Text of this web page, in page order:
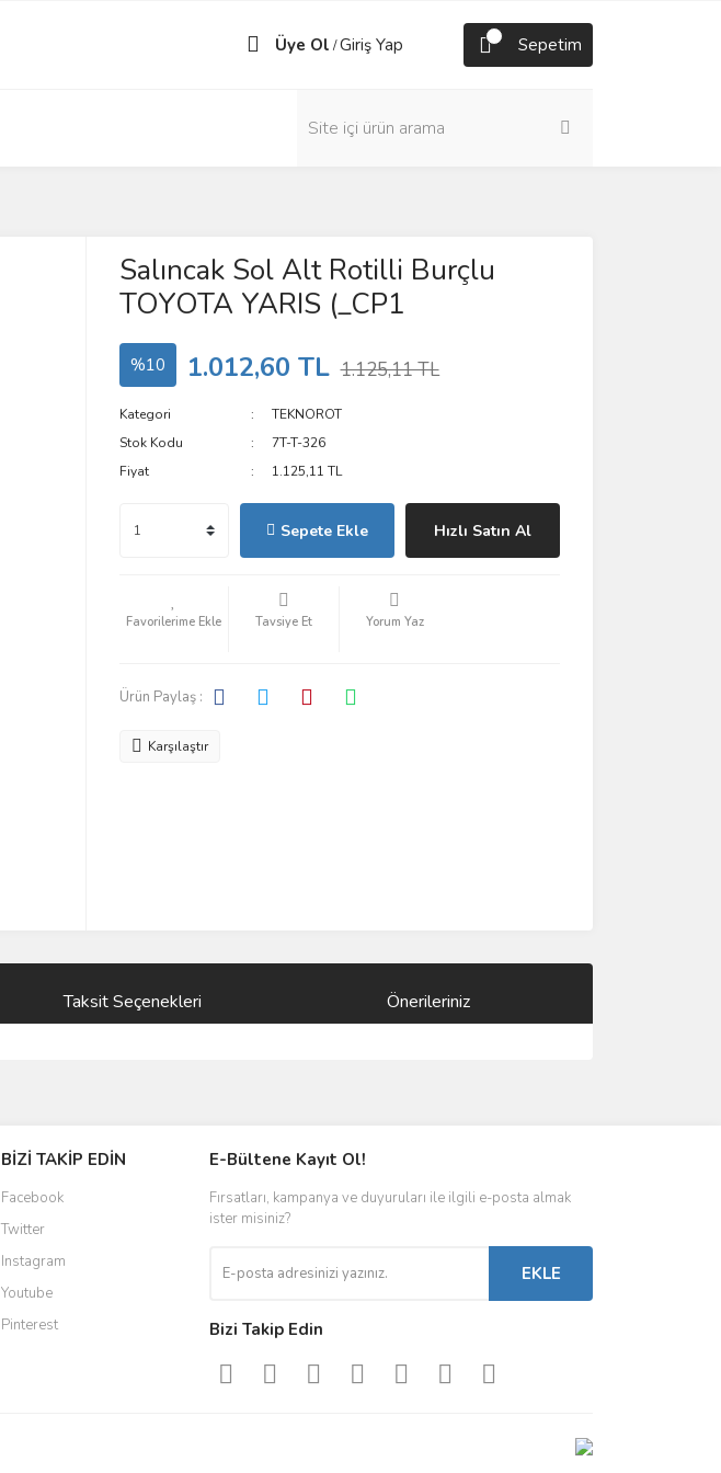
Üye Ol /Giriş Yap Sepetim
Salıncak Sol Alt Rotilli Burçlu
TOYOTA YARIS (_CP1
%10 1.012,60 TL 1.125,11 TL
Kategori
TEKNOROT
Stok Kodu
7T-T-326
Fiyat
1.125,11 TL
Sepete Ekle Hızlı Satın Al
Tavsiye Et Yorum Yaz
Ürün Paylaş :
Karşılaştır
Taksit Seçenekleri Önerileriniz
BİZİ TAKİP EDİN
Facebook
Twitter
Instagram
Youtube
Pinterest
E-Bültene Kayıt Ol!
Fırsatları, kampanya ve duyuruları ile ilgili e-posta almak
ister misiniz?
EKLE
Bizi Takip Edin